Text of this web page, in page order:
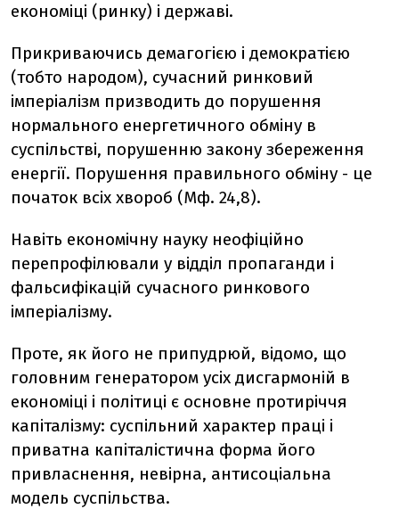
економіці (ринку) і державі.
Прикриваючись демагогією і демократією
(тобто народом), сучасний ринковий
імперіалізм призводить до порушення
нормального енергетичного обміну в
суспільстві, порушенню закону збереження
енергії. Порушення правильного обміну - це
початок всіх хвороб (Мф. 24,8).
Навіть економічну науку неофіційно
перепрофілювали у відділ пропаганди і
фальсифікацій сучасного ринкового
імперіалізму.
Проте, як його не припудрюй, відомо, що
головним генератором усіх дисгармоній в
економіці і політиці є основне протиріччя
капіталізму: суспільний характер праці і
приватна капіталістична форма його
привласнення, невірна, антисоціальна
модель суспільства.